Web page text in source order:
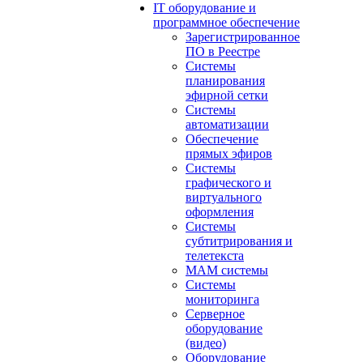
IT оборудование и
программное обеспечение
Зарегистрированное
ПО в Реестре
Системы
планирования
эфирной сетки
Системы
автоматизации
Обеспечение
прямых эфиров
Системы
графического и
виртуального
оформления
Системы
субтитрирования и
телетекста
MAM системы
Системы
мониторинга
Серверное
оборудование
(видео)
Оборудование